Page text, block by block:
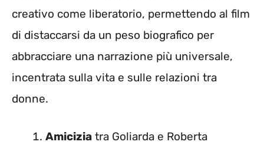
creativo come liberatorio, permettendo al film
di distaccarsi da un peso biografico per
abbracciare una narrazione più universale,
incentrata sulla vita e sulle relazioni tra
donne.
Amicizia tra Goliarda e Roberta